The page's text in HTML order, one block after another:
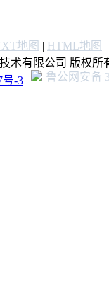
地图 | HTML地图
术有限公司 版权所
号-3 | 鲁公网安备